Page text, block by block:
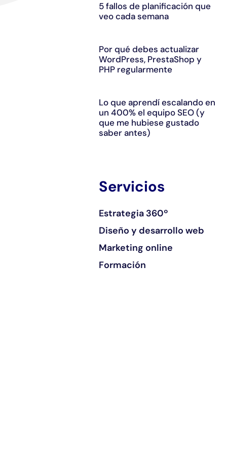
5 fallos de planificación que
veo cada semana
Por qué debes actualizar
WordPress, PrestaShop y
PHP regularmente
Lo que aprendí escalando en
un 400% el equipo SEO (y
que me hubiese gustado
saber antes)
Servicios
Estrategia 360º
Diseño y desarrollo web
Marketing online
Formación